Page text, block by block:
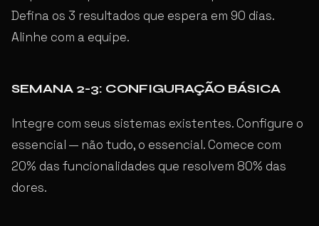
Defina os 3 resultados que espera em 90 dias.
Alinhe com a equipe.
SEMANA 2-3: CONFIGURAÇÃO BÁSICA
Integre com seus sistemas existentes. Configure o
essencial — não tudo, o essencial. Comece com
20% das funcionalidades que resolvem 80% das
dores.